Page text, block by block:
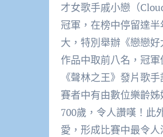
才女歌手戚小戀（
冠軍，在榜中停留達
大，特別舉辦《戀戀
作品中取前八名，冠
《聲林之王》發片歌
賽者中有由數位樂齡
700歲，令人讚嘆！此
愛，形成比賽中最令